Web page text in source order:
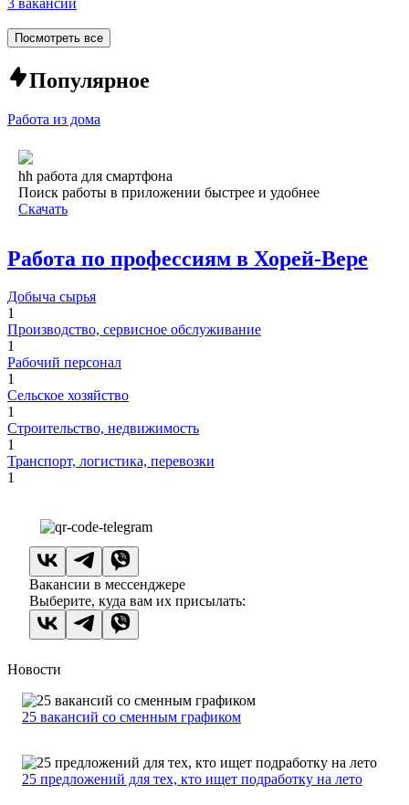
Посмотреть все
Популярное
Работа из дома
hh работа для смартфона
Поиск работы в приложении быстрее и удобнее
Скачать
Работа по профессиям в Хорей-Вере
Добыча сырья
1
Производство, сервисное обслуживание
1
Рабочий персонал
1
Сельское хозяйство
1
Строительство, недвижимость
1
Транспорт, логистика, перевозки
1
Вакансии в мессенджере
Выберите, куда вам их присылать:
Новости
25 вакансий со сменным графиком
25 предложений для тех, кто ищет подработку на лето